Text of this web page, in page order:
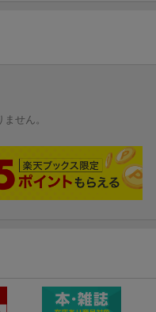
し、仕上げの演習で効率
→ 「共通テスト演習問
識別ワード」を中心に確認
》ができるようになれ
十分にできます。
マ時間にもインプット！
歴史総合の窓」(全6回)に
せん。